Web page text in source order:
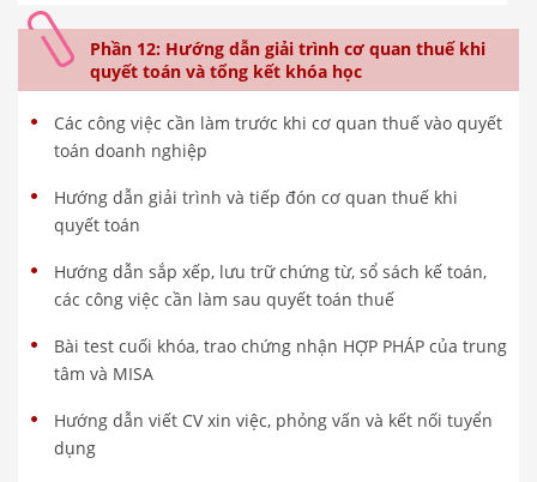
Phần 12: Hướng dẫn giải trình cơ quan thuế khi
quyết toán và tổng kết khóa học
Các công việc cần làm trước khi cơ quan thuế vào quyết
toán doanh nghiệp
Hướng dẫn giải trình và tiếp đón cơ quan thuế khi
quyết toán
Hướng dẫn sắp xếp, lưu trữ chứng từ, sổ sách kế toán,
các công việc cần làm sau quyết toán thuế
Bài test cuối khóa, trao chứng nhận HỢP PHÁP của trung
tâm và MISA
Hướng dẫn viết CV xin việc, phỏng vấn và kết nối tuyển
dụng